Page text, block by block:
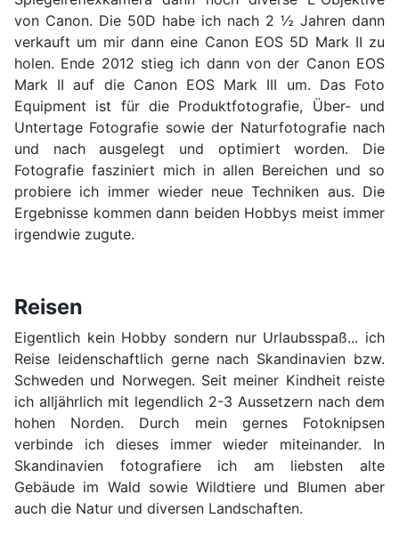
von Canon. Die 50D habe ich nach 2 ½ Jahren dann
verkauft um mir dann eine Canon EOS 5D Mark II zu
holen. Ende 2012 stieg ich dann von der Canon EOS
Mark II auf die Canon EOS Mark III um. Das Foto
Equipment ist für die Produktfotografie, Über- und
Untertage Fotografie sowie der Naturfotografie nach
und nach ausgelegt und optimiert worden. Die
Fotografie fasziniert mich in allen Bereichen und so
probiere ich immer wieder neue Techniken aus. Die
Ergebnisse kommen dann beiden Hobbys meist immer
irgendwie zugute.
Reisen
Eigentlich kein Hobby sondern nur Urlaubsspaß... ich
Reise leidenschaftlich gerne nach Skandinavien bzw.
Schweden und Norwegen. Seit meiner Kindheit reiste
ich alljährlich mit legendlich 2-3 Aussetzern nach dem
hohen Norden. Durch mein gernes Fotoknipsen
verbinde ich dieses immer wieder miteinander. In
Skandinavien fotografiere ich am liebsten alte
Gebäude im Wald sowie Wildtiere und Blumen aber
auch die Natur und diversen Landschaften.